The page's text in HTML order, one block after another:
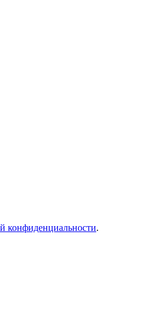
конфиденциальности.